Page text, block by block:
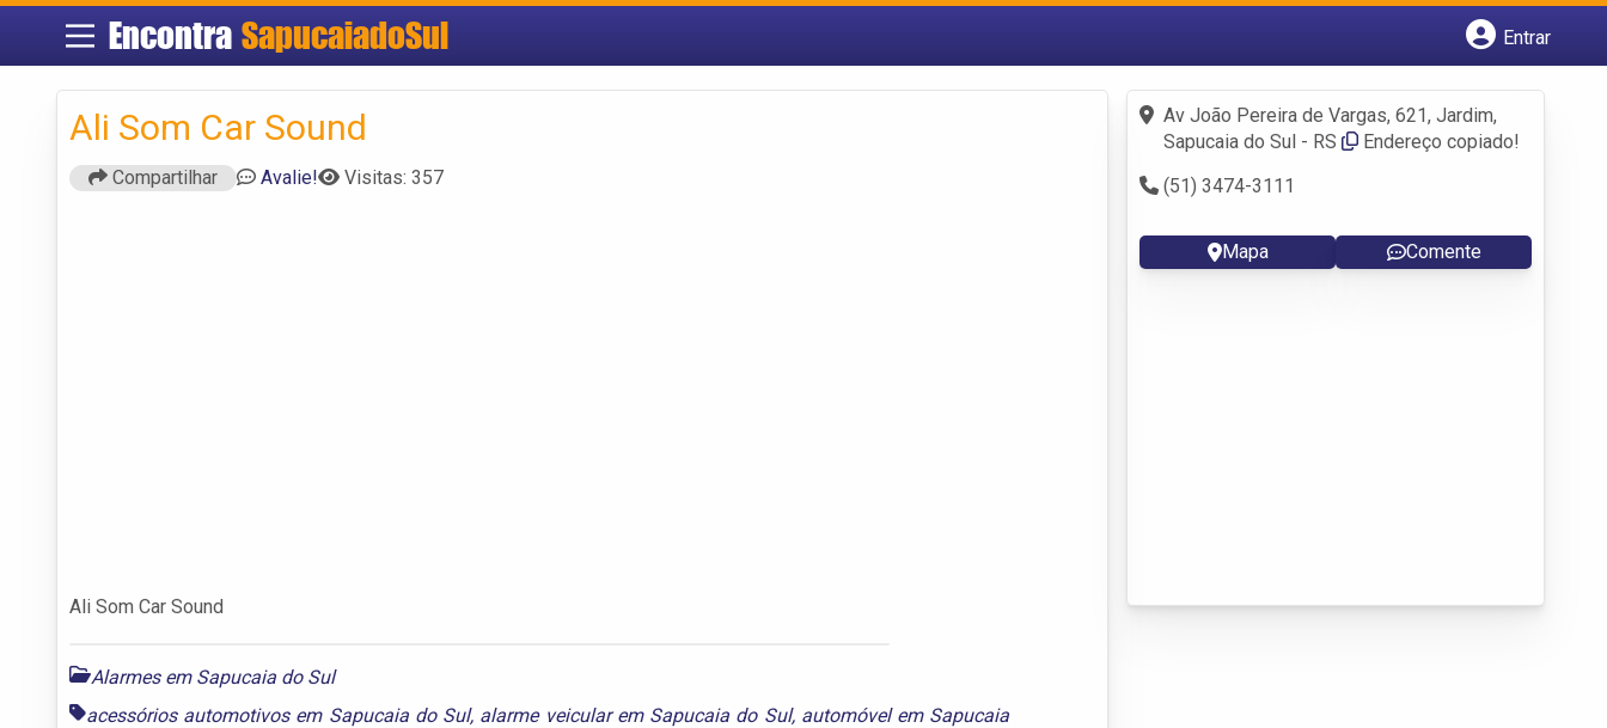
Encontra SapucaiadoSul
Entrar
Fazer login
Criar conta
Ali Som Car Sound
Compartilhar Avalie! Visitas: 357
Ali Som Car Sound
Alarmes em Sapucaia do Sul
acessórios automotivos em Sapucaia do Sul, alarme veicular em Sapucaia do Sul, automóvel em Sapucaia
Av João Pereira de Vargas, 621, Jardim,
Sapucaia do Sul - RS
Endereço copiado!
(51) 3474-3111
Mapa Comente